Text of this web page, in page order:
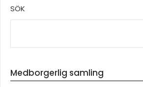
SÖK
Medborgerlig samling